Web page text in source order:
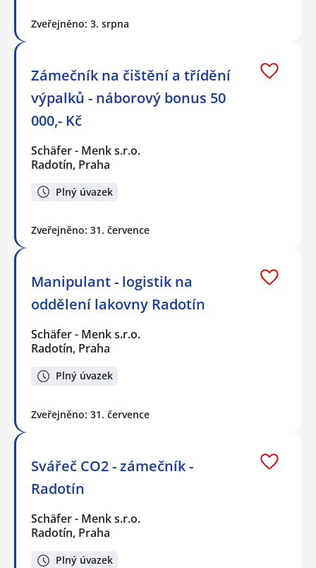
Zveřejněno: 3. srpna
Zámečník na čištění a třídění
výpalků - náborový bonus 50
000,- Kč
Schäfer - Menk s.r.o.
Radotín, Praha
Plný úvazek
Zveřejněno: 31. července
Manipulant - logistik na
oddělení lakovny Radotín
Schäfer - Menk s.r.o.
Radotín, Praha
Plný úvazek
Zveřejněno: 31. července
Svářeč CO2 - zámečník -
Radotín
Schäfer - Menk s.r.o.
Radotín, Praha
Plný úvazek